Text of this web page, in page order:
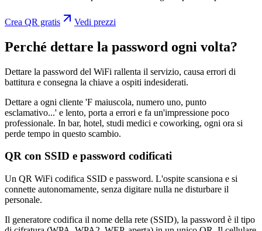
Crea QR gratis Vedi prezzi
Perché dettare la password ogni volta?
Dettare la password del WiFi rallenta il servizio, causa errori di
battitura e consegna la chiave a ospiti indesiderati.
Dettare a ogni cliente 'F maiuscola, numero uno, punto
esclamativo...' e lento, porta a errori e fa un'impressione poco
professionale. In bar, hotel, studi medici e coworking, ogni ora si
perde tempo in questo scambio.
QR con SSID e password codificati
Un QR WiFi codifica SSID e password. L'ospite scansiona e si
connette autonomamente, senza digitare nulla ne disturbare il
personale.
Il generatore codifica il nome della rete (SSID), la password è il tipo